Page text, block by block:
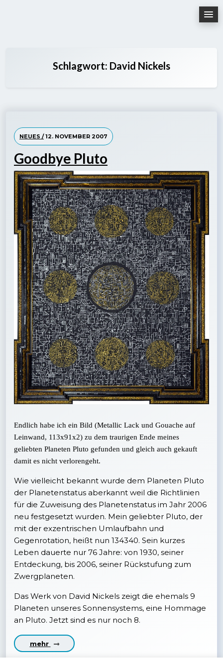
Schlagwort: David Nickels
NEUES /12. NOVEMBER 2007
Goodbye Pluto
Endlich habe ich ein Bild (Metallic Lack und Gouache auf
Leinwand, 113x91x2) zu dem traurigen Ende meines
geliebten Planeten Pluto gefunden und gleich auch gekauft
damit es nicht verlorengeht.
Wie vielleicht bekannt wurde dem Planeten Pluto
der Planetenstatus aberkannt weil die Richtlinien
für die Zuweisung des Planetenstatus im Jahr 2006
neu festgesetzt wurden. Mein geliebter Pluto, der
mit der exzentrischen Umlaufbahn und
Gegenrotation, heißt nun 134340. Sein kurzes
Leben dauerte nur 76 Jahre: von 1930, seiner
Entdeckung, bis 2006, seiner Rückstufung zum
Zwergplaneten.
Das Werk von David Nickels zeigt die ehemals 9
Planeten unseres Sonnensystems, eine Hommage
an Pluto. Jetzt sind es nur noch 8.
mehr